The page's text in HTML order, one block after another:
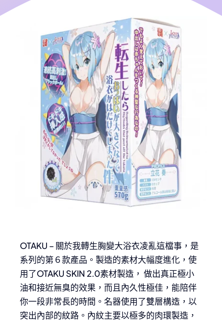
English
OTAKU – 關於我轉生胸變大浴衣凌亂這檔事，是
系列的第６款產品。製造的素材大幅度進化，使
用了OTAKU SKIN 2.0素材製造， 做出真正極小
油和接近無臭的效果，而且內久性極佳，能陪伴
你一段非常長的時間。名器使用了雙層構造，以
突出內部的紋路。內紋主要以極多的肉環製造，